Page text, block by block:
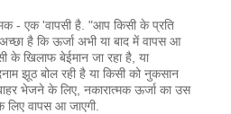
- एक 'वापसी है. "आप किसी के प्रति
है कि ऊर्जा अभी या बाद में वापस आ
के खिलाफ बेईमान जा रहा है, या
झूठ बोल रही है या किसी को नुकसान
भेजने के लिए, नकारात्मक ऊर्जा का उस
वापस आ जाएगी.